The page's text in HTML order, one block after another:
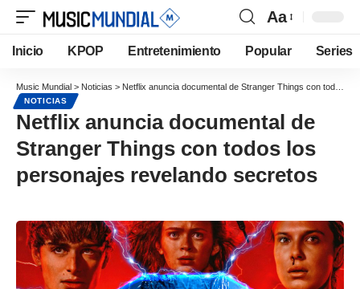
Aa
Inicio KPOP Entretenimiento Popular Series
Music Mundial > Noticias > Netflix anuncia documental de Stranger Things con todos los personajes revelando secretos
NOTICIAS
Netflix anuncia documental de
Stranger Things con todos los
personajes revelando secretos